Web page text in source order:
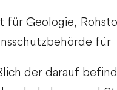
Geologie,
für
der darauf